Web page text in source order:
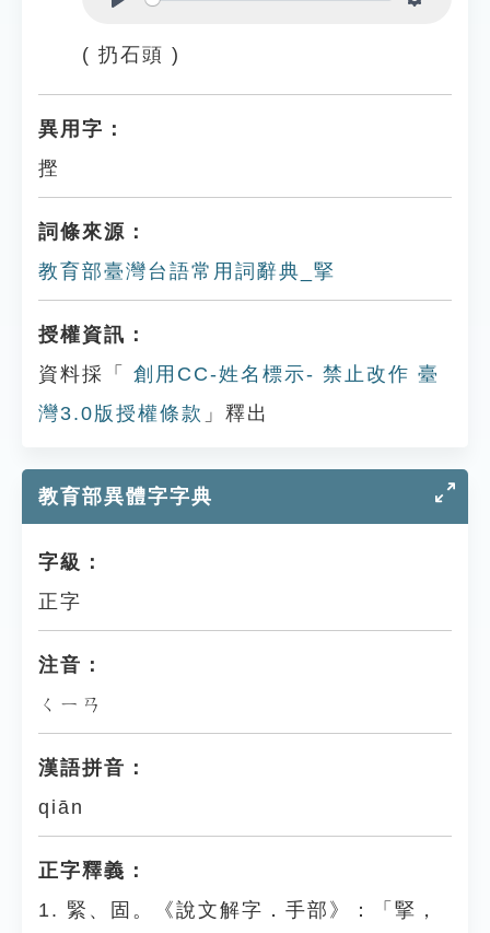
( 扔石頭 )
異用字：
摼
詞條來源：
教育部臺灣台語常用詞辭典_掔
授權資訊：
資料採「
創用CC-姓名標示- 禁止改作 臺
灣3.0版授權條款 」釋出
教育部異體字字典
字級：
正字
注音：
ㄑㄧㄢ
漢語拼音：
qiān
正字釋義：
1. 緊、固。《說文解字．手部》：「掔，